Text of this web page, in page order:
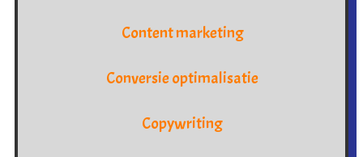
Content marketing
Conversie optimalisatie
Copywriting